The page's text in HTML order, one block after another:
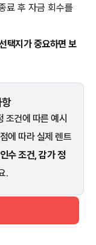
료 후 자금 회수를
택지가 중요하면 보
조건에 따른 예시
에 따라 실제 렌트
수 조건, 감가 정
.